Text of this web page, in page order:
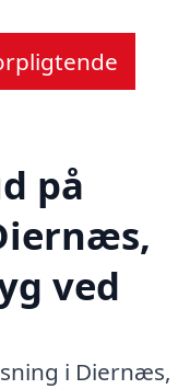
på
ved
i Diernæs,